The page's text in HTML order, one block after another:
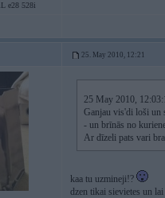
e28 528i
25. May 2010, 12:21
25 May 2010,
Ganjau vis'di loši un
- un brīnās no
Ar dīzeli pats vari
kaa tu uzmineji!?
dzen tikai sievietes un